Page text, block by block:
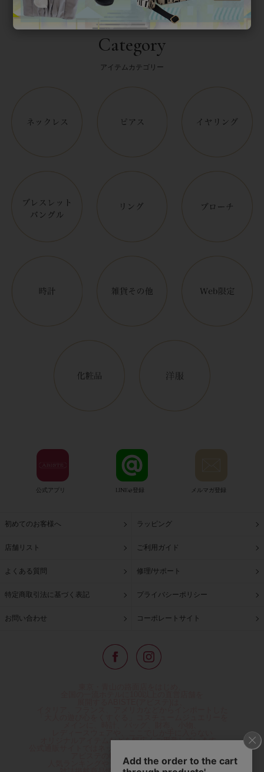
Category
アイテムカテゴリー
公式アプリ LINE@登録 メルマガ登録
初めてのお客様へ ラッピング
店舗リスト ご利用ガイド
よくある質問 修理/サポート
特定商取引法に基づく表記 プライバシーポリシー
お問い合わせ コーポレートサイト
オリジナルアイテムなどを幅広くご用意しています。
アビステの幅広い商品を取り揃え、
人気ランキングやテレビなどメディア着用商品、